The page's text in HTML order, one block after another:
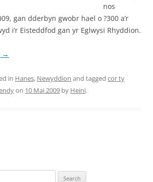
nos
gan dderbyn gwobr hael o ?300 a’r
i’r Eisteddfod gan yr Eglwysi Rhyddion.
→
in Hanes, Newyddion and tagged cor ty
on 10 Mai 2009 by Heini.